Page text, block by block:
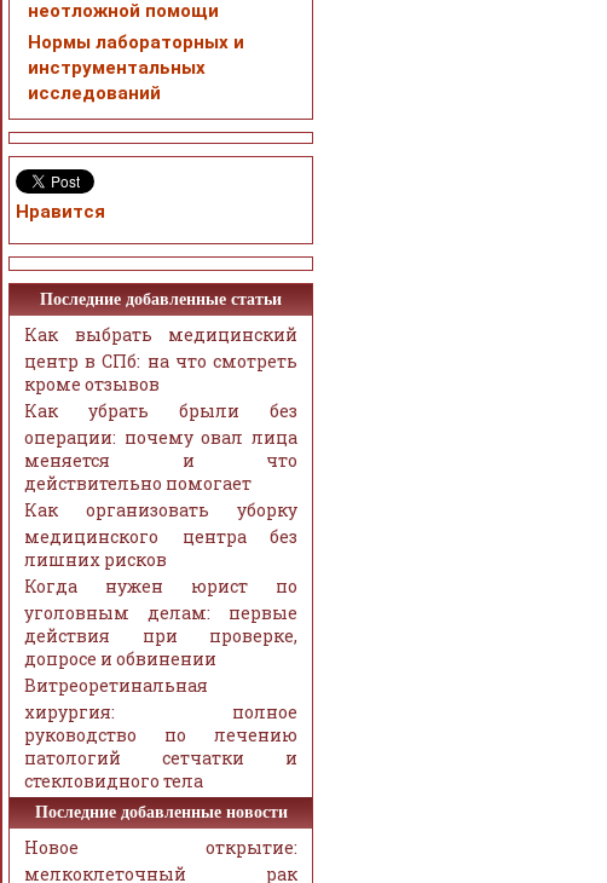
неотложной помощи
Нормы лабораторных и
инструментальных
исследований
Нравится
Последние добавленные статьи
Как выбрать медицинский
центр в СПб: на что смотреть
кроме отзывов
Как убрать брыли без
операции: почему овал лица
меняется и что
действительно помогает
Как организовать уборку
медицинского центра без
лишних рисков
Когда нужен юрист по
уголовным делам: первые
действия при проверке,
допросе и обвинении
Витреоретинальная
хирургия: полное
руководство по лечению
патологий сетчатки и
стекловидного тела
Последние добавленные новости
Новое открытие:
мелкоклеточный рак